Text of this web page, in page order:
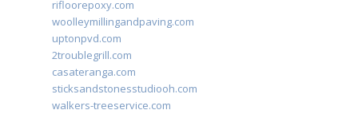
rifloorepoxy.com
woolleymillingandpaving.com
uptonpvd.com
2troublegrill.com
casateranga.com
sticksandstonesstudiooh.com
walkers-treeservice.com